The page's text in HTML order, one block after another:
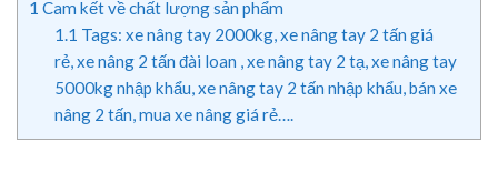
1 Cam kết về chất lượng sản phẩm
1.1 Tags: xe nâng tay 2000kg, xe nâng tay 2 tấn giá
rẻ, xe nâng 2 tấn đài loan , xe nâng tay 2 tạ, xe nâng tay
5000kg nhập khẩu, xe nâng tay 2 tấn nhập khẩu, bán xe
nâng 2 tấn, mua xe nâng giá rẻ….